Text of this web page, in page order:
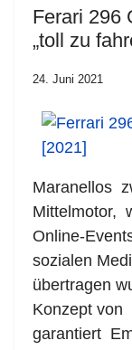
Ferari 296
„toll zu
24. Juni 2021
Maranellos
Mittelmotor,
Online-
sozialen
übertragen
Konzept
garantiert